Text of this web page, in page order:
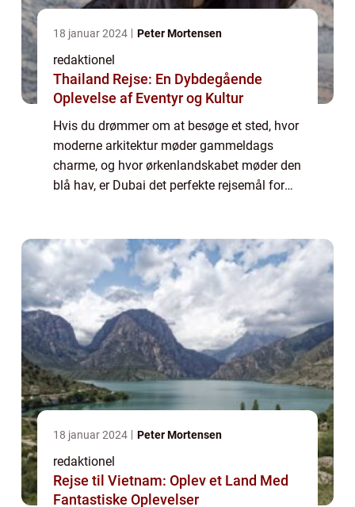
18 januar 2024 Peter Mortensen
redaktionel
Thailand Rejse: En Dybdegående
Oplevelse af Eventyr og Kultur
Hvis du drømmer om at besøge et sted, hvor
moderne arkitektur møder gammeldags
charme, og hvor ørkenlandskabet møder den
blå hav, er Dubai det perfekte rejsemål for
skinnend...
18 januar 2024 Peter Mortensen
redaktionel
Rejse til Vietnam: Oplev et Land Med
Fantastiske Oplevelser